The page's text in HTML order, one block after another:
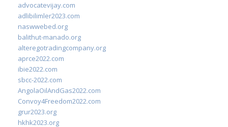
advocatevijay.com
adlibilimler2023.com
naswwebed.org
balithut-manado.org
alteregotradingcompany.org
aprce2022.com
ibie2022.com
sbcc-2022.com
AngolaOilAndGas2022.com
Convoy4Freedom2022.com
grur2023.org
hkhk2023.org